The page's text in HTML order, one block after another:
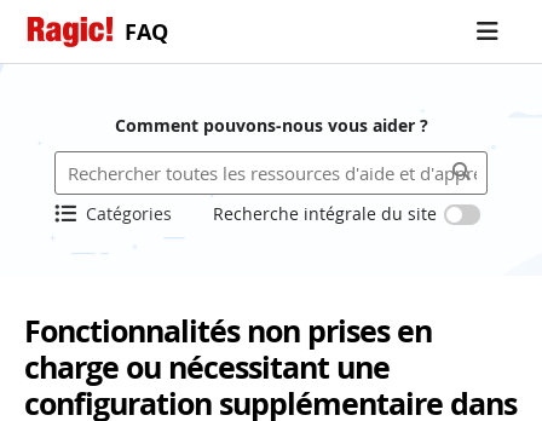
FAQ
Comment pouvons-nous vous aider ?
Catégories Recherche intégrale du site
Fonctionnalités non prises en
charge ou nécessitant une
configuration supplémentaire dans